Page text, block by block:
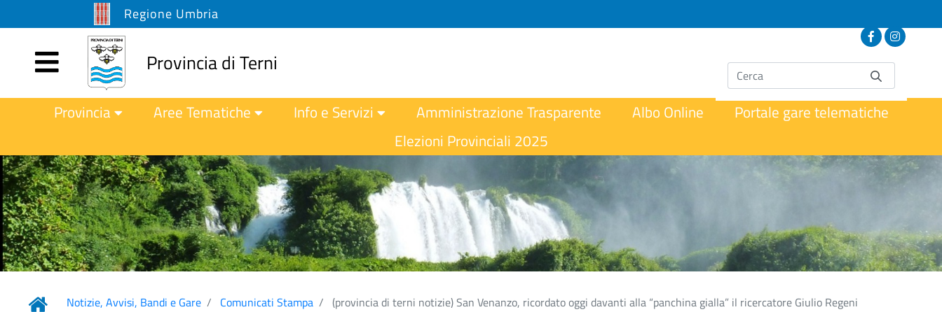
Regione Umbria
Provincia di Terni
Provincia Aree Tematiche Info e Servizi Amministrazione Trasparente Albo Online
Portale gare telematiche
Elezioni Provinciali 2025
Notizie, Avvisi, Bandi e Gare Comunicati Stampa (provincia di terni notizie) San Venanzo, ricordato oggi davanti alla “panchina gialla” il ricercatore Giulio Regeni